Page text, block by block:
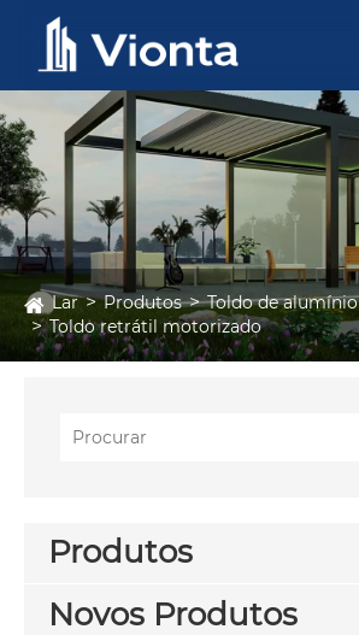
Lar Produtos
Toldo de alumínio
Toldo retrátil motorizado
Produtos
Novos Produtos